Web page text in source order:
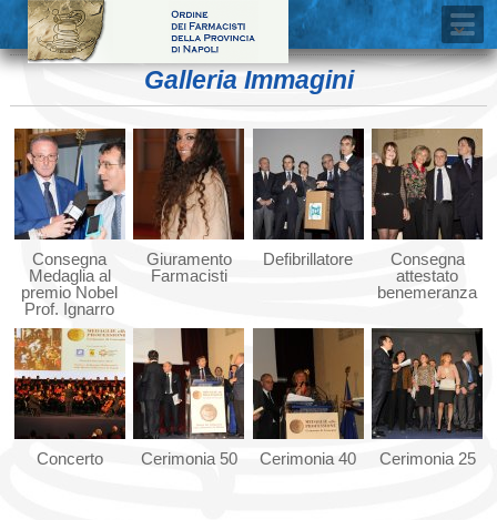
Galleria Immagini
Consegna
Medaglia al
premio Nobel
Prof. Ignarro
Giuramento
Farmacisti
Defibrillatore
Consegna
attestato
benemeranza
Concerto Cerimonia 50 Cerimonia 40 Cerimonia 25